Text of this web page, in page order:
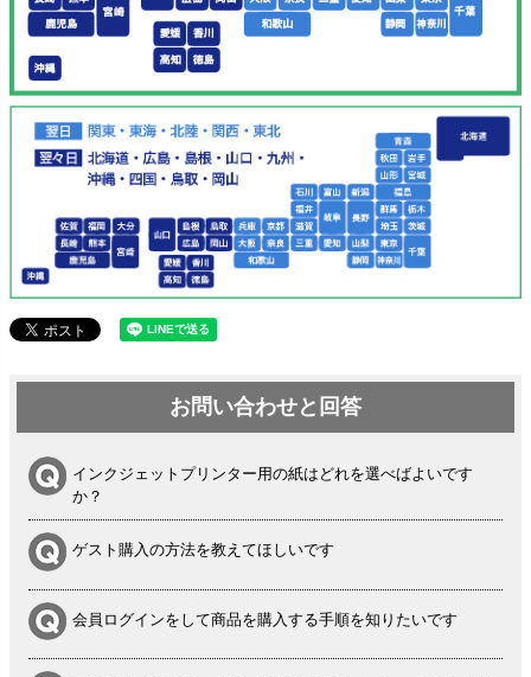
お問い合わせと回答
インクジェットプリンター用の紙はどれを選べばよいです
か？
ゲスト購入の方法を教えてほしいです
会員ログインをして商品を購入する手順を知りたいです